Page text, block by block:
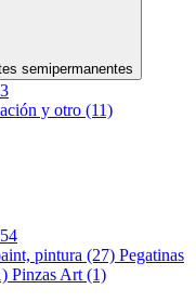
semipermanentes
y otro (11)
pintura (27) Pegatinas
Pinzas Art (1)